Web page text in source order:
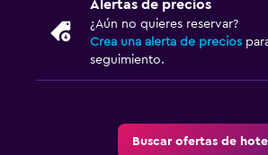
Alertas de precios
¿Aún no quieres reservar?
Crea una alerta de precios
seguimiento.
Buscar ofertas de hotel